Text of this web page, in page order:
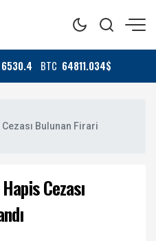
6530.4 BTC 64811.034$
Cezası Bulunan Firari
Cezası